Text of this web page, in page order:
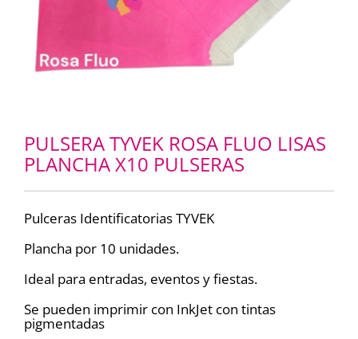
PULSERA TYVEK ROSA FLUO LISAS
PLANCHA X10 PULSERAS
Pulceras Identificatorias TYVEK
Plancha por 10 unidades.
Ideal para entradas, eventos y fiestas.
Se pueden imprimir con InkJet con tintas
pigmentadas